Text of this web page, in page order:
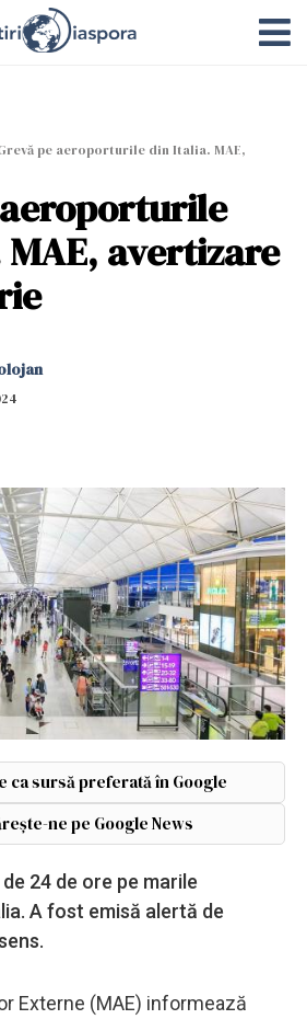
pe aeroporturile din Italia. MAE,
avertizare
ca sursă preferată în Google
ne pe Google News
24 de ore pe marile
A fost emisă alertă de
Externe (MAE) informează